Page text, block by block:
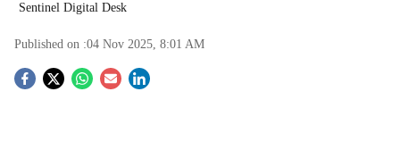
Sentinel Digital Desk
Published on :04 Nov 2025, 8:01 AM
S